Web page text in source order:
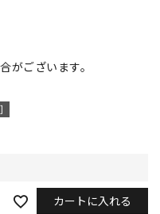
がございます。
カートに入れる